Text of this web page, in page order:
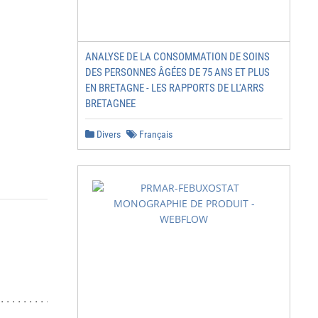
3
ANALYSE DE LA CONSOMMATION DE SOINS
DES PERSONNES ÂGÉES DE 75 ANS ET PLUS
EN BRETAGNE - LES RAPPORTS DE LL'ARRS
BRETAGNEE
Divers Français